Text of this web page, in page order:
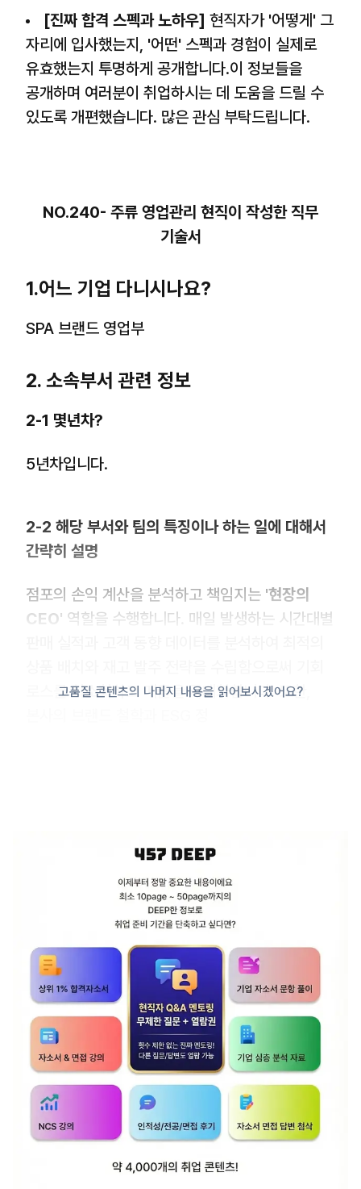
[진짜 합격 스펙과 노하우] 현직자가 '어떻게' 그
자리에 입사했는지, '어떤' 스펙과 경험이 실제로
유효했는지 투명하게 공개합니다.이 정보들을
공개하며 여러분이 취업하시는 데 도움을 드릴 수
있도록 개편했습니다. 많은 관심 부탁드립니다.
NO.240- 주류 영업관리 현직이 작성한 직무
기술서
1.어느 기업 다니시나요?
SPA 브랜드 영업부
2. 소속부서 관련 정보
2-1 몇년차?
5년차입니다.
2-2 해당 부서와 팀의 특징이나 하는 일에 대해서
간략히 설명
점포의 손익 계산을 분석하고 책임지는 '현장의
CEO' 역할을 수행합니다. 매일 발생하는 시간대별
로스를 최소화하고 매출을 극대화합니다. 또한,
고품질 콘텐츠의 나머지 내용을 읽어보시겠어요?